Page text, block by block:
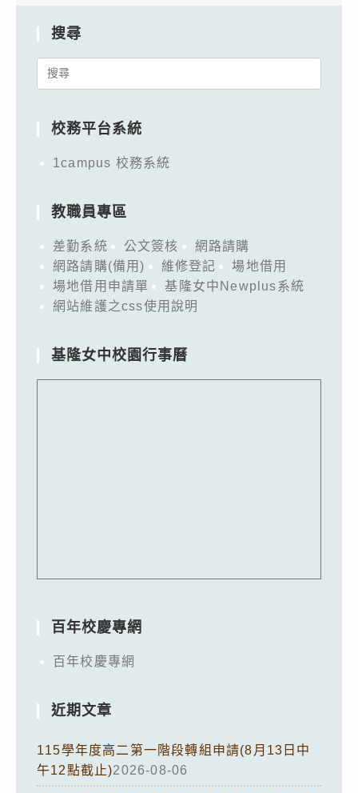
搜尋
Search
校務平台系統
1campus 校務系統
教職員專區
差勤系統 公文簽核
網路請購
網路請購(備用)
維修登記
場地借用
場地借用申請單
基隆女中Newplus系統
網站維護之css使用說明
基隆女中校園行事曆
百年校慶專網
百年校慶專網
近期文章
115學年度高二第一階段轉組申請(8月13日中
午12點截止)2026-08-06